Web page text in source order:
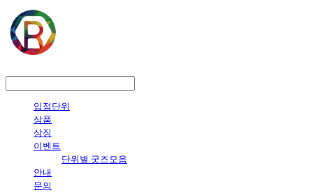
입점단위
상품
상징
이벤트
단위별 굿즈모음
안내
문의